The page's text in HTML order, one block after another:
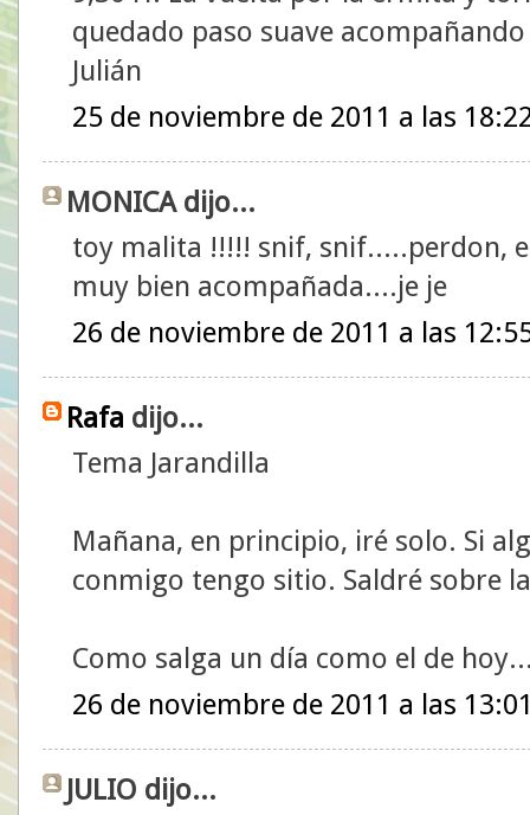
quedado paso suave
Julián
25 de noviembre de 2011 a las
MONICA dijo...
toy malita !!!!! snif, snif.....perdon,
muy bien acompañada....je je
26 de noviembre de 2011 a las
Rafa dijo...
Tema Jarandilla
Mañana, en principio, iré solo. Si
conmigo tengo sitio. Saldré sobre
Como salga un día como el de
26 de noviembre de 2011 a las
JULIO dijo...